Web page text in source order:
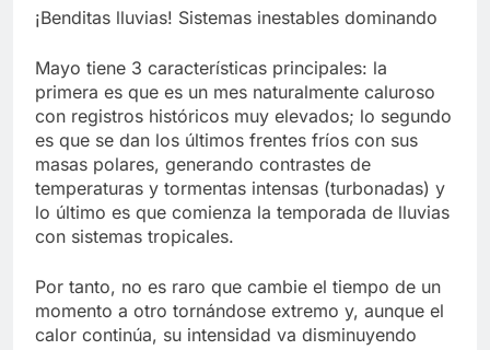
¡Benditas lluvias! Sistemas inestables dominando
Mayo tiene 3 características principales: la
primera es que es un mes naturalmente caluroso
con registros históricos muy elevados; lo segundo
es que se dan los últimos frentes fríos con sus
masas polares, generando contrastes de
temperaturas y tormentas intensas (turbonadas) y
lo último es que comienza la temporada de lluvias
con sistemas tropicales.
Por tanto, no es raro que cambie el tiempo de un
momento a otro tornándose extremo y, aunque el
calor continúa, su intensidad va disminuyendo